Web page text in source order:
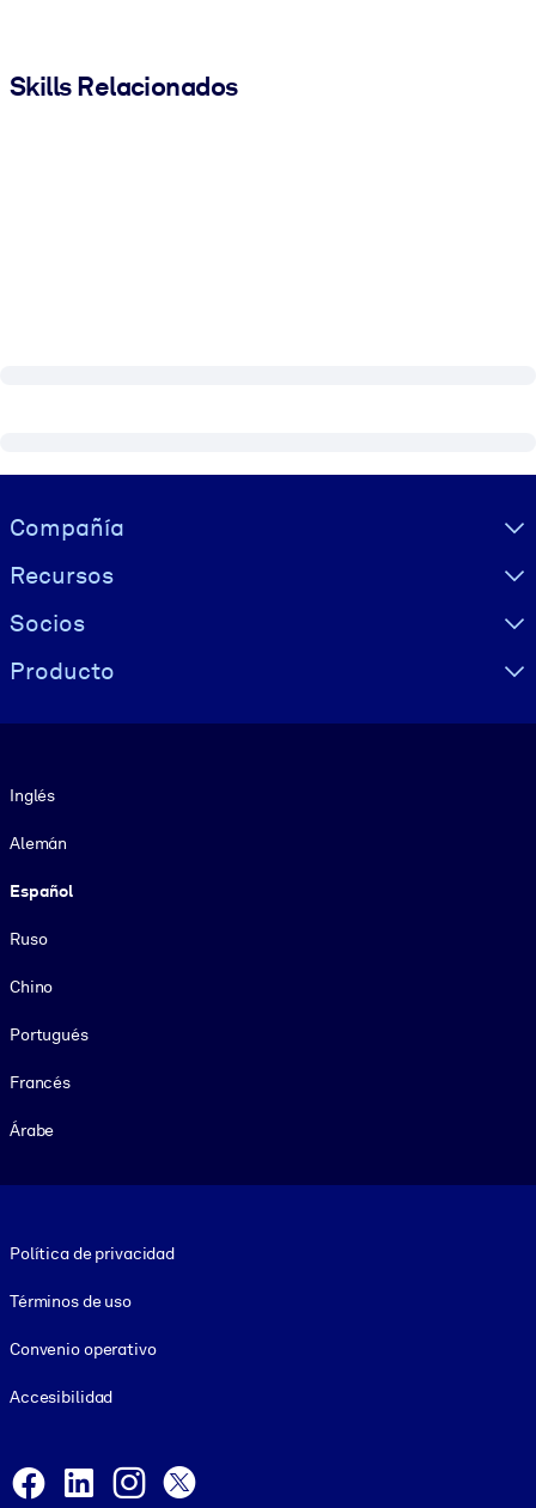
Skills Relacionados
Visually hidden Text
Compañía
Recursos
Socios
Producto
Inglés
Alemán
Español
Ruso
Chino
Portugués
Francés
Árabe
Política de privacidad
Términos de uso
Convenio operativo
Accesibilidad
Facebook
LinkedInInstagram